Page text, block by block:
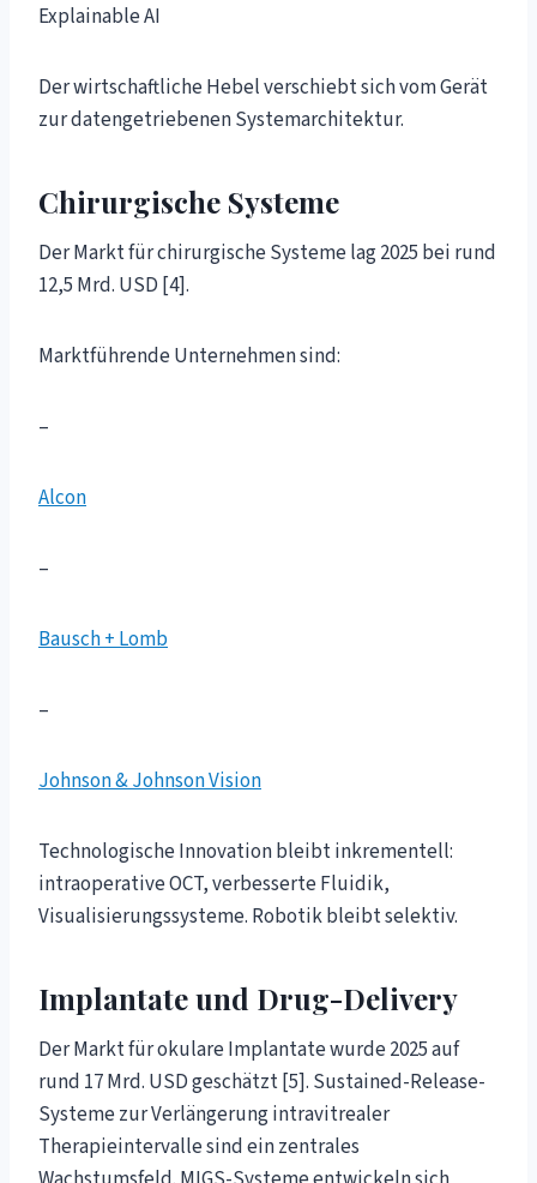
Explainable AI
Der wirtschaftliche Hebel verschiebt sich vom Gerät
zur datengetriebenen Systemarchitektur.
Chirurgische Systeme
Der Markt für chirurgische Systeme lag 2025 bei rund
12,5 Mrd. USD [4].
Marktführende Unternehmen sind:
–
Alcon
–
Bausch + Lomb
–
Johnson & Johnson Vision
Technologische Innovation bleibt inkrementell:
intraoperative OCT, verbesserte Fluidik,
Visualisierungssysteme. Robotik bleibt selektiv.
Implantate und Drug-Delivery
Der Markt für okulare Implantate wurde 2025 auf
rund 17 Mrd. USD geschätzt [5]. Sustained-Release-
Systeme zur Verlängerung intravitrealer
Therapieintervalle sind ein zentrales